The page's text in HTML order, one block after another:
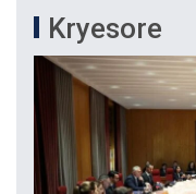
Kryesore